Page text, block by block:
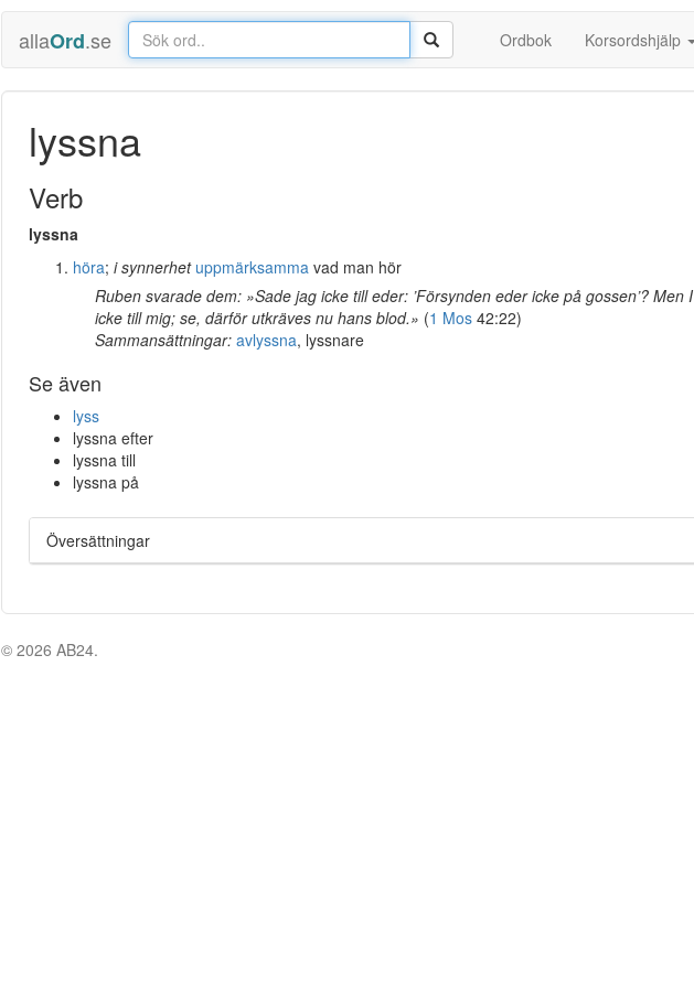
allaOrd.se Ordbok Korsordshjälp
lyssna
Verb
lyssna
höra; i synnerhet uppmärksamma vad man hör
Ruben svarade dem: »Sade jag icke till eder: ’Försynden eder icke på gossen’? Men I
icke till mig; se, därför utkräves nu hans blod.» (1 Mos 42:22)
Sammansättningar: avlyssna, lyssnare
Se även
lyss
lyssna efter
lyssna till
lyssna på
Översättningar
© 2026 AB24.